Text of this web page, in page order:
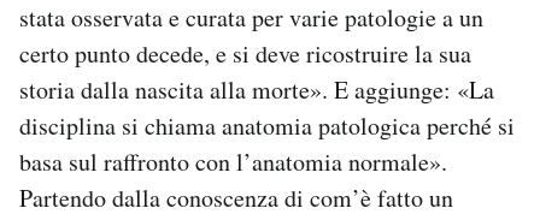
stata osservata e curata per varie patologie a un
certo punto decede, e si deve ricostruire la sua
storia dalla nascita alla morte». E aggiunge: «La
disciplina si chiama anatomia patologica perché si
basa sul raffronto con l’anatomia normale».
Partendo dalla conoscenza di com’è fatto un